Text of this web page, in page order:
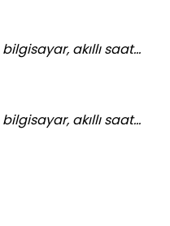
bilgisayar, akıllı saat...
bilgisayar, akıllı saat...